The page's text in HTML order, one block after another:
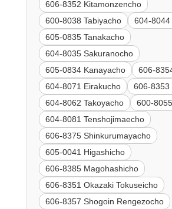
606-8352 Kitamonzencho
600-8038 Tabiyacho
604-8044
605-0835 Tanakacho
604-8035 Sakuranocho
605-0834 Kanayacho
606-
604-8071 Eirakucho
606-8353
604-8062 Takoyacho
600-
604-8081 Tenshojimaecho
606-8375 Shinkurumayacho
605-0041 Higashicho
606-8385 Magohashicho
606-8351 Okazaki Tokuseicho
606-8357 Shogoin Rengezocho